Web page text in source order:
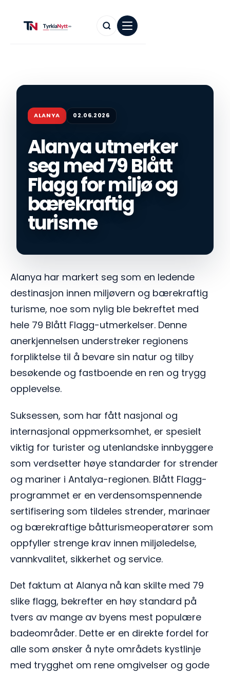
ALANYA 02.06.2026
Alanya utmerker
seg med 79 Blått
Flagg for miljø og
bærekraftig
turisme
Alanya har markert seg som en ledende
destinasjon innen miljøvern og bærekraftig
turisme, noe som nylig ble bekreftet med
hele 79 Blått Flagg-utmerkelser. Denne
anerkjennelsen understreker regionens
forpliktelse til å bevare sin natur og tilby
besøkende og fastboende en ren og trygg
opplevelse.
Suksessen, som har fått nasjonal og
internasjonal oppmerksomhet, er spesielt
viktig for turister og utenlandske innbyggere
som verdsetter høye standarder for strender
og mariner i Antalya-regionen. Blått Flagg-
programmet er en verdensomspennende
sertifisering som tildeles strender, marinaer
og bærekraftige båtturismeoperatører som
oppfyller strenge krav innen miljøledelse,
vannkvalitet, sikkerhet og service.
Det faktum at Alanya nå kan skilte med 79
slike flagg, bekrefter en høy standard på
tvers av mange av byens mest populære
badeområder. Dette er en direkte fordel for
alle som ønsker å nyte områdets kystlinje
med trygghet om rene omgivelser og gode